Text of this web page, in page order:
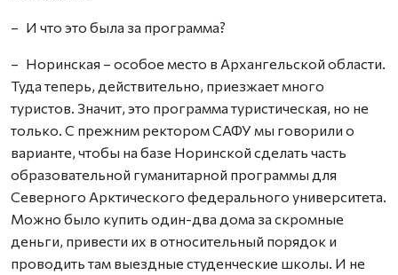
– И что это была за программа?
– Норинская – особое место в Архангельской области.
Туда теперь, действительно, приезжает много
туристов. Значит, это программа туристическая, но не
только. С прежним ректором САФУ мы говорили о
варианте, чтобы на базе Норинской сделать часть
образовательной гуманитарной программы для
Северного Арктического федерального университета.
Можно было купить один-два дома за скромные
деньги, привести их в относительный порядок и
проводить там выездные студенческие школы. И не